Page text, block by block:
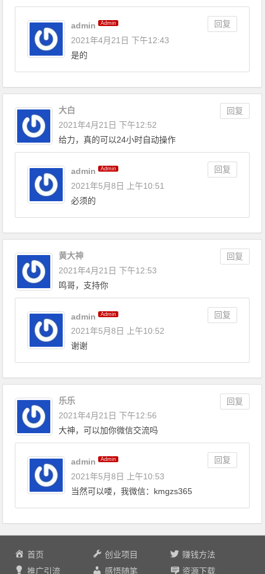
admin Admin
回复
2021年4月21日 下午12:43
是的
大白
回复
2021年4月21日 下午12:52
给力，真的可以24小时自动操作
admin Admin
回复
2021年5月8日 上午10:51
必须的
黄大神
回复
2021年4月21日 下午12:53
鸣哥，支持你
admin Admin
回复
2021年5月8日 上午10:52
谢谢
乐乐
回复
2021年4月21日 下午12:56
大神，可以加你微信交流吗
admin Admin
回复
2021年5月8日 上午10:53
当然可以喽，我微信：kmgzs365
首页 创业项目
赚钱方法
推广引流
感悟随笔 资源下载